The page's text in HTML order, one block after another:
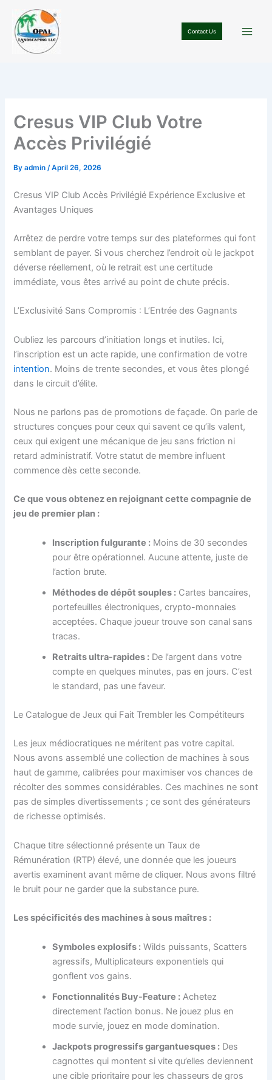
content
Contact Us
Cresus VIP Club Votre
Accès Privilégié
Byadmin/April 26, 2026
Cresus VIP Club Accès Privilégié Expérience Exclusive et
Avantages Uniques
Arrêtez de perdre votre temps sur des plateformes qui font
semblant de payer. Si vous cherchez l’endroit où le jackpot
déverse réellement, où le retrait est une certitude
immédiate, vous êtes arrivé au point de chute précis.
L’Exclusivité Sans Compromis : L’Entrée des Gagnants
Oubliez les parcours d’initiation longs et inutiles. Ici,
l’inscription est un acte rapide, une confirmation de votre
intention. Moins de trente secondes, et vous êtes plongé
dans le circuit d’élite.
Nous ne parlons pas de promotions de façade. On parle de
structures conçues pour ceux qui savent ce qu’ils valent,
ceux qui exigent une mécanique de jeu sans friction ni
retard administratif. Votre statut de membre influent
commence dès cette seconde.
Ce que vous obtenez en rejoignant cette compagnie de
jeu de premier plan :
Inscription fulgurante : Moins de 30 secondes
pour être opérationnel. Aucune attente, juste de
l’action brute.
Méthodes de dépôt souples : Cartes bancaires,
portefeuilles électroniques, crypto-monnaies
acceptées. Chaque joueur trouve son canal sans
tracas.
Retraits ultra-rapides : De l’argent dans votre
compte en quelques minutes, pas en jours. C’est
le standard, pas une faveur.
Le Catalogue de Jeux qui Fait Trembler les Compétiteurs
Les jeux médiocratiques ne méritent pas votre capital.
Nous avons assemblé une collection de machines à sous
haut de gamme, calibrées pour maximiser vos chances de
récolter des sommes considérables. Ces machines ne sont
pas de simples divertissements ; ce sont des générateurs
de richesse optimisés.
Chaque titre sélectionné présente un Taux de
Rémunération (RTP) élevé, une donnée que les joueurs
avertis examinent avant même de cliquer. Nous avons filtré
le bruit pour ne garder que la substance pure.
Les spécificités des machines à sous maîtres :
Symboles explosifs : Wilds puissants, Scatters
agressifs, Multiplicateurs exponentiels qui
gonflent vos gains.
Fonctionnalités Buy-Feature : Achetez
directement l’action bonus. Ne jouez plus en
mode survie, jouez en mode domination.
Jackpots progressifs gargantuesques : Des
cagnottes qui montent si vite qu’elles deviennent
une cible prioritaire pour les chasseurs de gros